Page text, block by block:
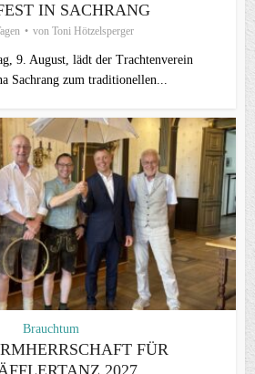
IN SACHRANG
von Toni Hötzelsperger
9. August, lädt der Trachtenverein
Sachrang zum traditionellen...
Brauchtum
FÜR
2027